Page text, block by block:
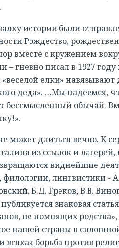
истории были
Рождество,
вместе с кружением
– гневно писал в 1927
елки»
деда». …Мы надеемся,
бессмысленный обычай.
может длиться вечно. К
из ссылок и
виднейшие
лингвистики -
Б.Д. Греков, В.В.
знаковая
не помнящих
нашей страны в
всякая борьба против